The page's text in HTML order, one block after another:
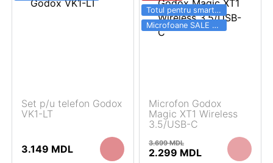
Set p/u telefon Godox
VK1-LT
3.149 MDL
Totul pentru smartphone SALE 03.06 - 31.08
Microfoane SALE 03.06 - 31.08
Microfon Godox
Magic XT1 Wireless
3.5/USB-C
3.699MDL
Prețul
2.299 MDLPrețul